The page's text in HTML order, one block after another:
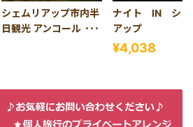
シェムリアップ市内半
日観光 アンコールアイ
ナイト IN シェ
アップ
¥4,038